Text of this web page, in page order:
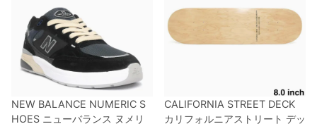
NEW BALANCE NUMERIC S
HOES ニューバランス ヌメリ
CALIFORNIA STREET DECK
カリフォルニアストリート デッ